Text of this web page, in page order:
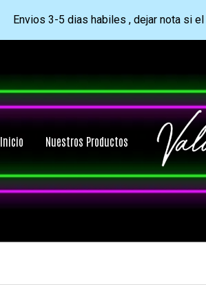
Envios 3-5 dias habiles , dejar nota si
Inicio Nuestros Productos